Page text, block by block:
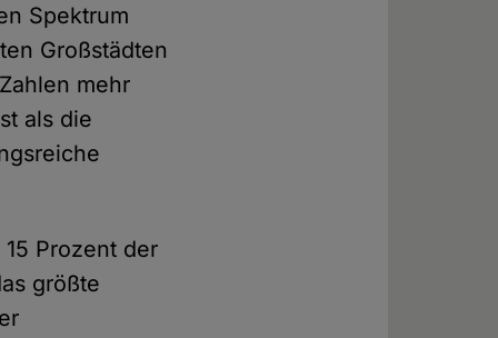
Spektrum
Großstädten
mehr
als die
Prozent der
größte